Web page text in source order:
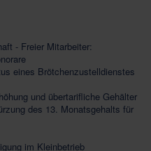
- Freier Mitarbeiter:
eines Brötchenzustelldienstes
und übertarifliche Gehälter
des 13. Monatsgehalts für
im Kleinbetrieb